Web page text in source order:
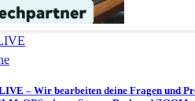
– Wir bearbeiten deine Fragen und